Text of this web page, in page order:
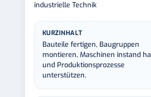
industrielle Technik
KURZINHALT
Bauteile fertigen, Baugruppen
montieren, Maschinen instand
und Produktionsprozesse
unterstützen.